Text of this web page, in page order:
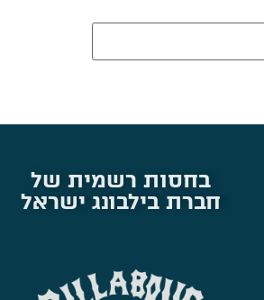
בחסות רשמית של
חברת בילבונג ישראל